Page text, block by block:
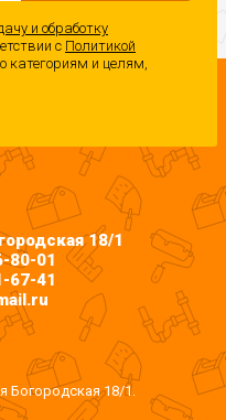
и обработку
с Политикой
категориям и целям,
18/1
80-01
67-41
Богородская 18/1.